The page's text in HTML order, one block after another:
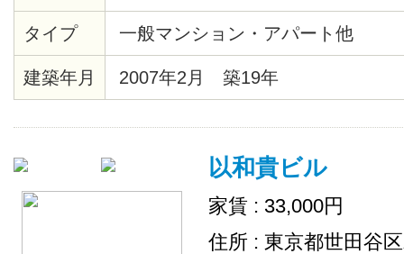
給湯、バストイレ別、暖房便座、
ションフロア、各居室照明、ピク
時間換気システム、クローゼット
ス、エレベーター、宅配ロッカー
出し可、敷地内ごみ置き場、ネッ
タイプ 一般マンション・アパート他
建築年月 2007年2月 築19年
以和貴ビル
家賃 : 33,000円
住所 : 東京都世田谷